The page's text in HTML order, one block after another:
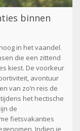
binnen
in het vaandel.
die een zittend
kiest. De voorkeur
avontuur
van zo’n reis de
het hectische
de
fietsvakanties
Indien je